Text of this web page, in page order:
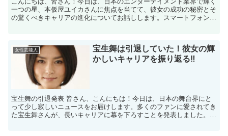
一つの星、本仮屋ユイカさんに焦点を当てて、彼女の成功の秘密とそ
の驚くべきキャリアの進化についてお話しします。スマートフォンで
女性芸能人
宝生舞は引退していた！彼女の輝
かしいキャリアを振り返る‼
宝生舞の引退発表 皆さん、こんにちは！今日は、日本の舞台界にと
って少し寂しいニュースをお届けします。多くのファンに愛されてき
た宝生舞さんが、長いキャリアに幕を下ろすことを発表しました。彼